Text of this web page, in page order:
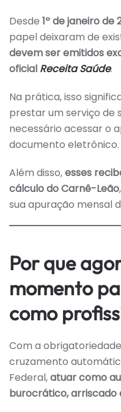
Desde 1º de janeiro de
papel deixaram de
devem ser emitidos
oficial Receita Saúde.
Na prática, isso
prestar um serviço de
necessário acessar o
documento eletrônico.
Além disso,esses
cálculo do Carnê-Leão
sua apuração mensal
Por que
momento
como
Com a
cruzamento
Federal,atuar como
burocrático, arriscado